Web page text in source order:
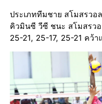
ประเภททีมชาย สโมสรวอ
คิวมินซี วีซี ชนะ สโมสรว
25-21, 25-17, 25-21 คว้